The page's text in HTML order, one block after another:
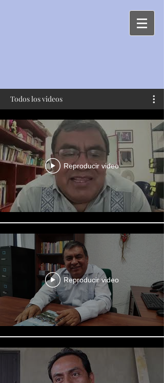
Todos los videos
Reproducir video
Reproducir video